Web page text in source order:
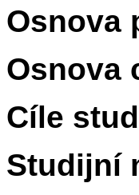
Osnova
Osnova
Cíle
Studijní